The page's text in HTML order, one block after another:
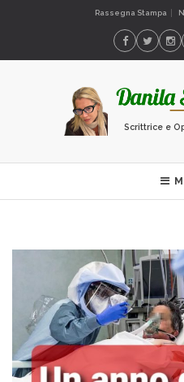
Rassegna Stampa
Scrittrice e